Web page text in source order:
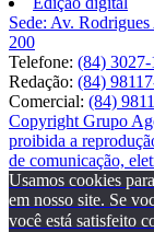
Sede: Av.
200
Telefone: (84)
Redação: (84)
Comercial: (84)
Copyright Grupo
proibida a
de comunicação,
Usamos cookies
em nosso site. Se
você está satisfeito